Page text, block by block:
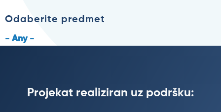
Odaberite predmet
- Any -
Projekat realiziran uz podršku: